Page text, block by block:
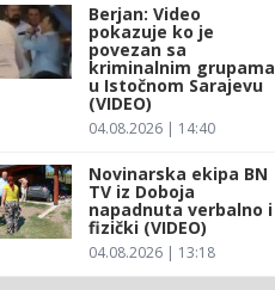
Berjan: Video
pokazuje ko je
povezan sa
kriminalnim grupama
u Istočnom Sarajevu
(VIDEO)
04.08.2026 | 14:40
Novinarska ekipa BN
TV iz Doboja
napadnuta verbalno i
fizički (VIDEO)
04.08.2026 | 13:18